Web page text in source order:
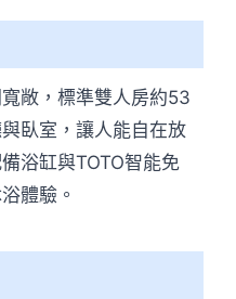
敞，標準雙人房約53
臥室，讓人能自在放
浴缸與TOTO智能免
體驗。